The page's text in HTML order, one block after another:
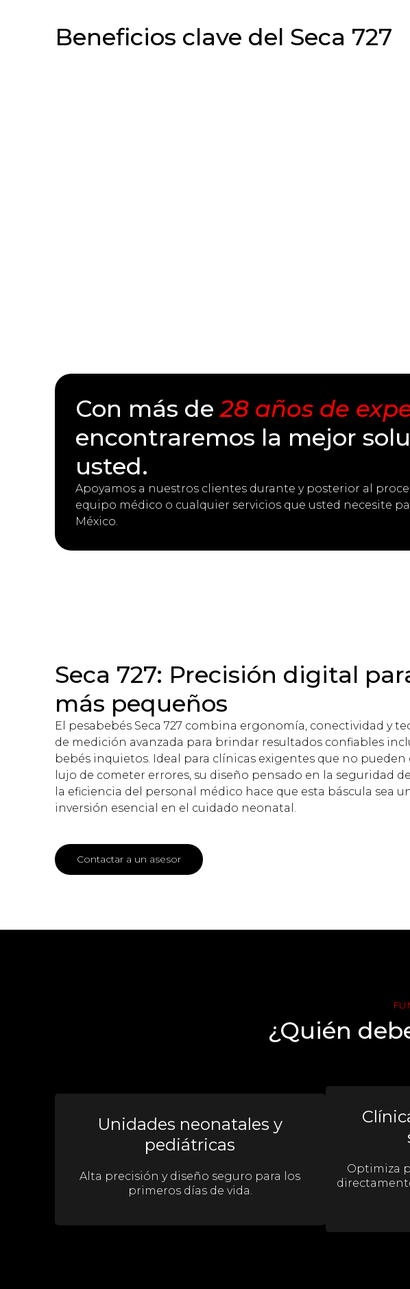
Beneficios clave del Seca 727
Con más de28 años de
encontraremos la mejor
usted.
Apoyamos a nuestros clientes durante y posterior al
equipo médico o cualquier servicios que usted necesite
México.
Seca 727: Precisión digital
más pequeños
El pesabebés Seca 727 combina ergonomía, conectividad y
de medición avanzada para brindar resultados confiables
bebés inquietos. Ideal para clínicas exigentes que no pueden
lujo de cometer errores, su diseño pensado en la seguridad
la eficiencia del personal médico hace que esta báscula sea
inversión esencial en el cuidado neonatal.
Contactar a un asesor
¿Quién
Unidades neonatales y
pediátricas
Alta precisión y diseño seguro para los
primeros días de vida.
Optimiza